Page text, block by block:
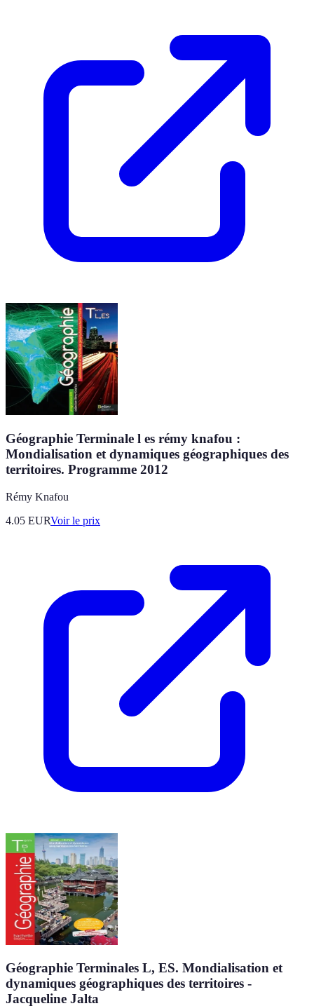
Géographie Terminale l es rémy knafou :
Mondialisation et dynamiques géographiques des
territoires. Programme 2012
Rémy Knafou
4.05 EURVoir le prix
Géographie Terminales L, ES. Mondialisation et
dynamiques géographiques des territoires -
Jacqueline Jalta